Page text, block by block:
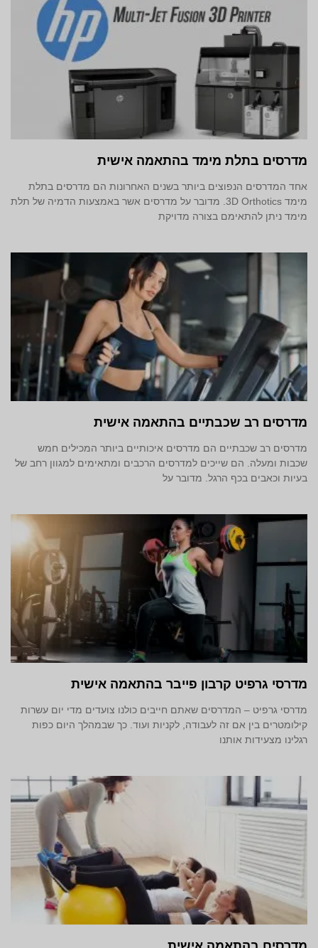
מדרסים בתלת מימד‎ בהתאמה אישית
אחד המדרסים הנפוצים ביותר בשנים האחרונות הם מדרסים בתלת
מימד 3D Orthotics. מדובר על מדרסים אשר באמצעות הדמיה של תלת
מימד ניתן להתאימם בצורה מדויקת
מדרסים רב שכבתיים בהתאמה אישית
מדרסים רב שכבתיים הם מדרסים איכותיים ביותר המכילים חמש
שכבות ומעלה. הם שייכים למדרסים הרכבים ומתאימים למגוון רחב של
בעיות וכאבים בכף הרגל. מדובר על
מדרסי גרפיט קרבון פייבר בהתאמה אישית
מדרסי גרפיט – המדרסים שאתם חייבים כולנו צועדים מדי יום עשרות
קילומטרים בין אם זה לעבודה, לקניות ועוד. כך שבמהלך היום כפות
רגלינו מצעידות אותנו